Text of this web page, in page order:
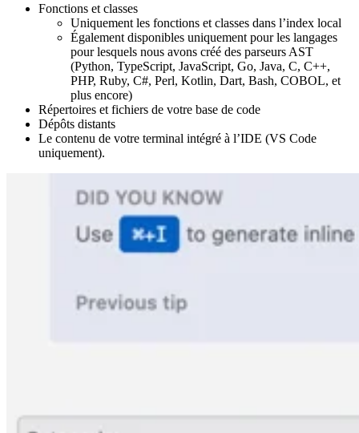
Fonctions et classes
Uniquement les fonctions et classes dans l’index local
Également disponibles uniquement pour les langages
pour lesquels nous avons créé des parseurs AST
(Python, TypeScript, JavaScript, Go, Java, C, C++,
PHP, Ruby, C#, Perl, Kotlin, Dart, Bash, COBOL, et
plus encore)
Répertoires et fichiers de votre base de code
Dépôts distants
Le contenu de votre terminal intégré à l’IDE (VS Code
uniquement).